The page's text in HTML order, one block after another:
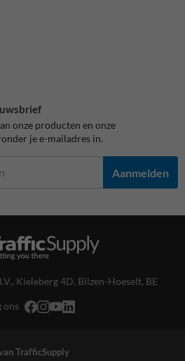
onze producten en onze
je e-mailadres in.
Aanmelden
Kieleberg 4D, Bilzen-Hoeselt, BE
ons
TrafficSupply